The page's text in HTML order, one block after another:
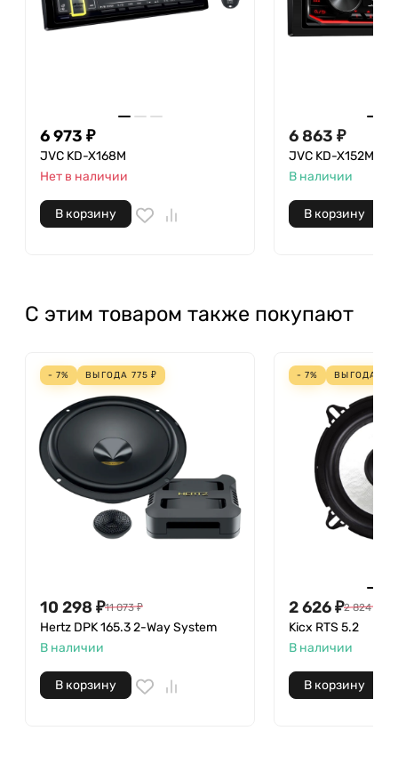
6 973 ₽
JVC KD-X168М
Нет в наличии
В корзину
6 863 ₽
JVC KD-X152M
В наличии
В корзину
С этим товаром также покупают
- 7% ВЫГОДА 775 ₽
10 298 ₽11 073 ₽
Hertz DPK 165.3 2-Way System
В наличии
В корзину
- 7% ВЫГОДА
2 626₽2 824
Kicx RTS 5.2
В наличии
В корзину